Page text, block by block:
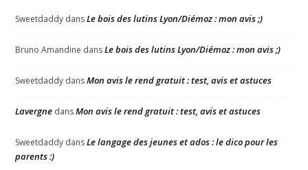
Sweetdaddy dansLe bois des lutins Lyon/Diémoz : mon avis ;)
Bruno Amandine dansLe bois des lutins Lyon/Diémoz : mon avis ;)
Sweetdaddy dansMon avis le rend gratuit : test, avis et astuces
Lavergne dansMon avis le rend gratuit : test, avis et astuces
Sweetdaddy dansLe langage des jeunes et ados : le dico pour les
parents :)